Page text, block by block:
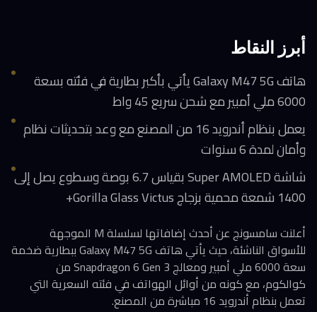
أبرز النقاط
هاتف Galaxy M47 5G يأتي بأكبر بطارية في فئته بسعة
6000 ملي أمبير مع شحن سريع 45 واط
يعمل بنظام أندرويد 16 من المصنع مع وعد بتحديثات نظام
وأمان لمدة 6 سنوات
شاشة Super AMOLED بقياس 6.7 بوصة وسطوع يصل إلى
1400 شمعة محمية بزجاج Gorilla Glass Victus+
أعلنت سامسونج عن أحدث إضافاتها لسلسلة M الموجهة
للأسواق الناشئة، حيث يأتي هاتف Galaxy M47 5G ببطارية ضخمة
سعة 6000 ملي أمبير ومعالج Snapdragon 6 Gen 3 من
كوالكوم، مع كونه من أوائل الهواتف في فئته السعرية التي
تعمل بنظام أندرويد 16 مباشرة من المصنع.